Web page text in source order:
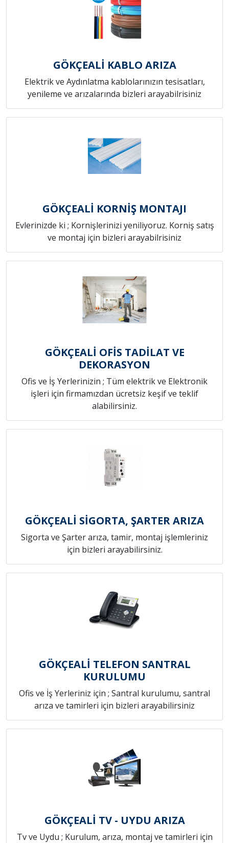
GÖKÇEALİ KABLO ARIZA
Elektrik ve Aydınlatma kablolarınızın tesisatları,
yenileme ve arızalarında bizleri arayabilrisiniz
GÖKÇEALİ KORNİŞ MONTAJI
Evlerinizde ki ; Kornişlerinizi yeniliyoruz. Korniş satış
ve montaj için bizleri arayabilrisiniz
GÖKÇEALİ OFİS TADİLAT VE
DEKORASYON
Ofis ve İş Yerlerinizin ; Tüm elektrik ve Elektronik
işleri için firmamızdan ücretsiz keşif ve teklif
alabilirsiniz.
GÖKÇEALİ SİGORTA, ŞARTER ARIZA
Sigorta ve Şarter arıza, tamir, montaj işlemleriniz
için bizleri arayabilirsiniz.
GÖKÇEALİ TELEFON SANTRAL
KURULUMU
Ofis ve İş Yerleriniz için ; Santral kurulumu, santral
arıza ve tamirleri için bizleri arayabilirsiniz
GÖKÇEALİ TV - UYDU ARIZA
Tv ve Uydu ; Kurulum, arıza, montaj ve tamirleri için